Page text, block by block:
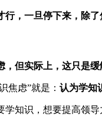
行，一旦停下来，除
但实际上，这只是
焦虑”就是： 认为学知
知识，想要提高领